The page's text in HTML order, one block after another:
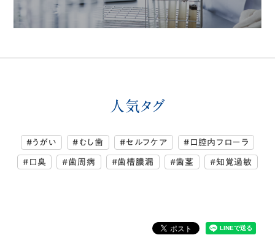
人気タグ
#うがい #むし歯 #セルフケア #口腔内フローラ
#口臭 #歯周病 #歯槽膿漏 #歯茎 #知覚過敏